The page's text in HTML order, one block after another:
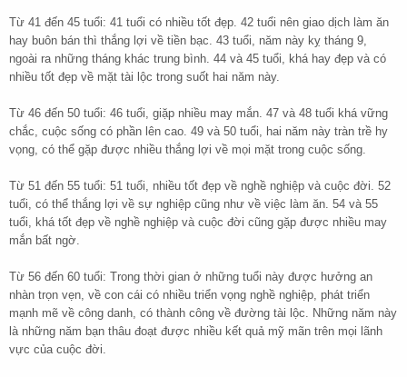
Từ 41 đến 45 tuổi: 41 tuổi có nhiều tốt đẹp. 42 tuổi nên giao dịch làm ăn
hay buôn bán thì thắng lợi về tiền bạc. 43 tuổi, năm này kỵ tháng 9,
ngoài ra những tháng khác trung bình. 44 và 45 tuổi, khá hay đẹp và có
nhiều tốt đẹp về mặt tài lộc trong suốt hai năm này.
Từ 46 đến 50 tuổi: 46 tuổi, giặp nhiều may mắn. 47 và 48 tuổi khá vững
chắc, cuộc sống có phần lên cao. 49 và 50 tuổi, hai năm này tràn trề hy
vọng, có thể gặp được nhiều thắng lợi về mọi mặt trong cuộc sống.
Từ 51 đến 55 tuổi: 51 tuổi, nhiều tốt đẹp về nghề nghiệp và cuộc đời. 52
tuổi, có thể thắng lợi về sự nghiệp cũng như về việc làm ăn. 54 và 55
tuổi, khá tốt đẹp về nghề nghiệp và cuộc đời cũng gặp được nhiều may
mắn bất ngờ.
Từ 56 đến 60 tuổi: Trong thời gian ở những tuổi này được hưởng an
nhàn trọn vẹn, về con cái có nhiều triển vọng nghề nghiệp, phát triển
mạnh mẽ về công danh, có thành công về đường tài lộc. Những năm này
là những năm bạn thâu đoạt được nhiều kết quả mỹ mãn trên mọi lãnh
vực của cuộc đời.